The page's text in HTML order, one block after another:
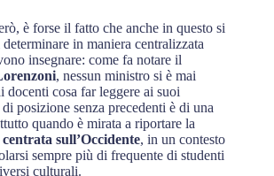
è forse il fatto che anche in questo si
in maniera centralizzata
insegnare: come fa notare il
, nessun ministro si è mai
docenti cosa far leggere ai suoi
posizione senza precedenti è di una
quando è mirata a riportare la
sull’Occidente, in un contesto
sempre più di frequente di studenti
culturali.